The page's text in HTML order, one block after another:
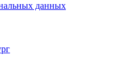
данных